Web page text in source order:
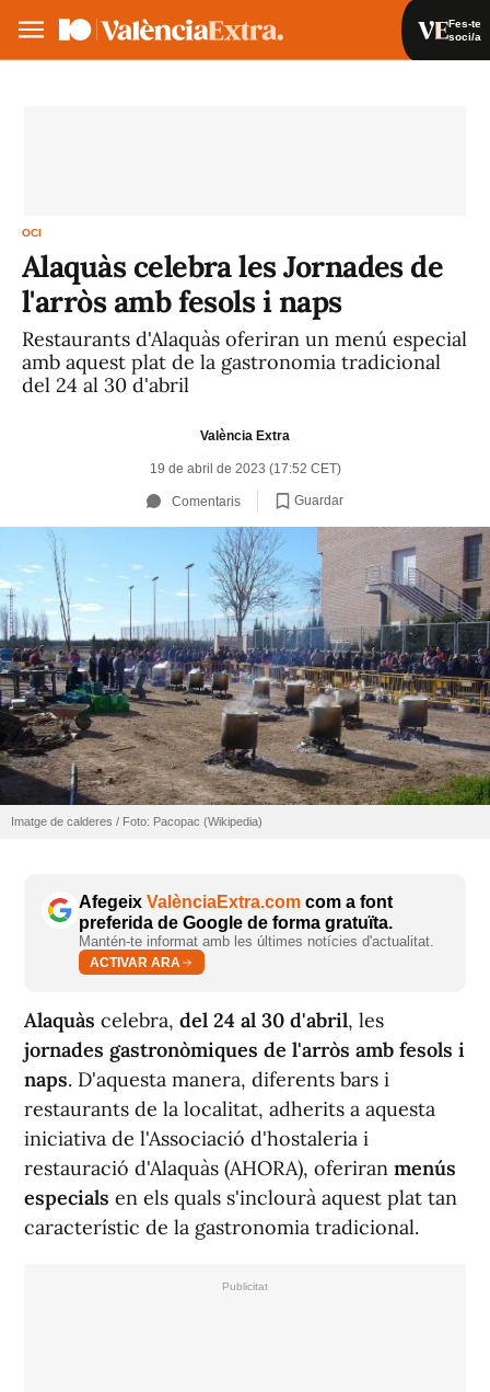
Fes-te
soci/a
OCI
Alaquàs celebra les Jornades de
l'arròs amb fesols i naps
Restaurants d'Alaquàs oferiran un menú especial
amb aquest plat de la gastronomia tradicional
del 24 al 30 d'abril
València Extra
19 de abril de 2023 (17:52 CET)
Comentaris Guardar
Imatge de calderes / Foto: Pacopac (Wikipedia)
Afegeix ValènciaExtra.com com a font
preferida de Google de forma gratuïta.
Mantén-te informat amb les últimes notícies d'actualitat.
ACTIVAR ARA
Alaquàs celebra, del 24 al 30 d'abril, les
jornades gastronòmiques de l'arròs amb fesols i
naps. D'aquesta manera, diferents bars i
restaurants de la localitat, adherits a aquesta
iniciativa de l'Associació d'hostaleria i
restauració d'Alaquàs (AHORA), oferiran menús
especials en els quals s'inclourà aquest plat tan
característic de la gastronomia tradicional.